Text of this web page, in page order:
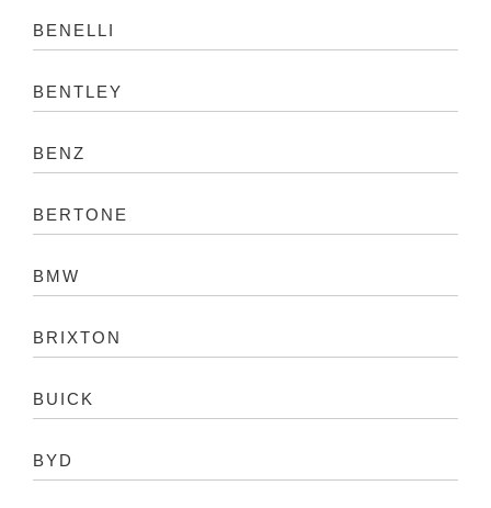
BENELLI
BENTLEY
BENZ
BERTONE
BMW
BRIXTON
BUICK
BYD